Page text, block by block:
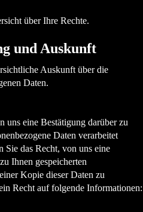
über Ihre Rechte.
und Auskunft
Auskunft über die
Daten.
uns eine Bestätigung darüber zu
Daten verarbeitet
Sie das Recht, von uns eine
Ihnen gespeicherten
Kopie dieser Daten zu
Recht auf folgende Informationen: